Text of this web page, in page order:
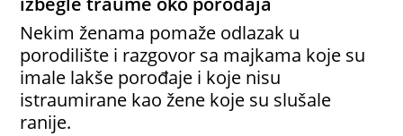
Nekim ženama pomaže odlazak u
porodilište i razgovor sa majkama koje su
imale lakše porođaje i koje nisu
istraumirane kao žene koje su slušale
ranije.